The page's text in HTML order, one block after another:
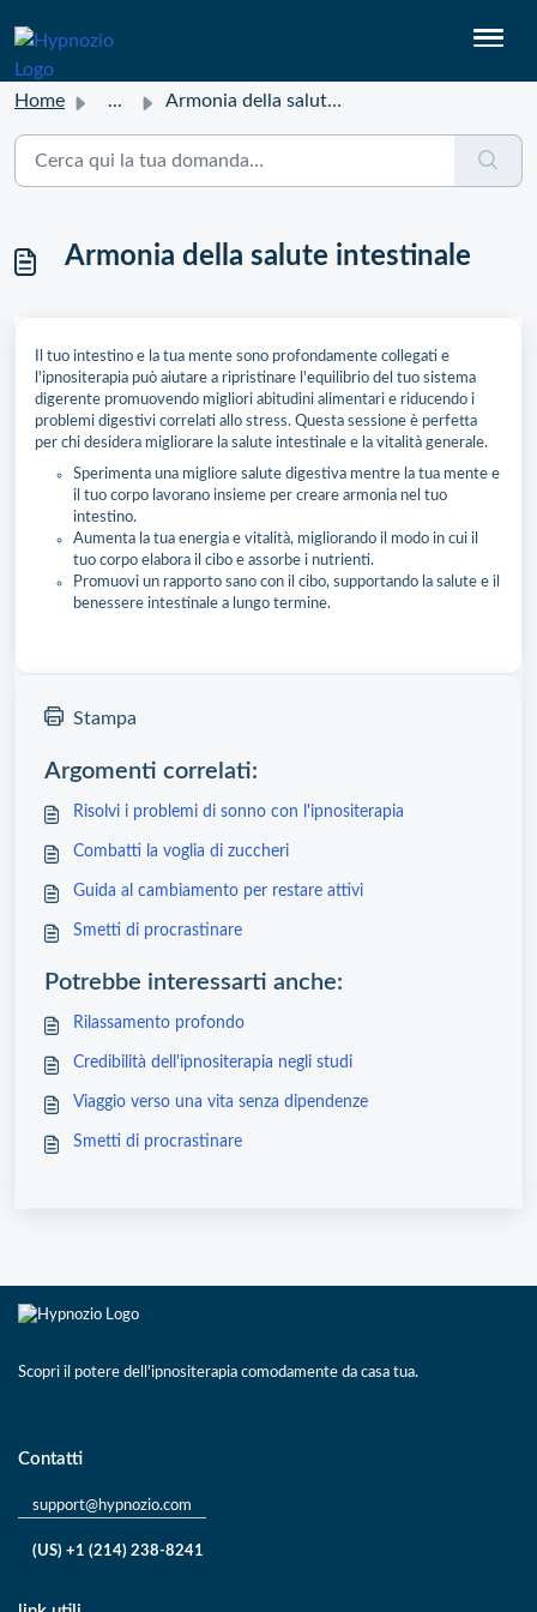
Home ... Armonia della salute intestinale
Armonia della salute intestinale
Il tuo intestino e la tua mente sono profondamente collegati e
l'ipnositerapia può aiutare a ripristinare l'equilibrio del tuo sistema
digerente promuovendo migliori abitudini alimentari e riducendo i
problemi digestivi correlati allo stress. Questa sessione è perfetta
per chi desidera migliorare la salute intestinale e la vitalità generale.
Sperimenta una migliore salute digestiva mentre la tua mente e
il tuo corpo lavorano insieme per creare armonia nel tuo
intestino.
Aumenta la tua energia e vitalità, migliorando il modo in cui il
tuo corpo elabora il cibo e assorbe i nutrienti.
Promuovi un rapporto sano con il cibo, supportando la salute e il
benessere intestinale a lungo termine.
Stampa
Argomenti correlati:
Risolvi i problemi di sonno con l'ipnositerapia
Combatti la voglia di zuccheri
Guida al cambiamento per restare attivi
Smetti di procrastinare
Potrebbe interessarti anche:
Rilassamento profondo
Credibilità dell'ipnositerapia negli studi
Viaggio verso una vita senza dipendenze
Smetti di procrastinare
Scopri il potere dell'ipnositerapia comodamente da casa tua.
Contatti
support@hypnozio.com
(US) +1 (214) 238-8241